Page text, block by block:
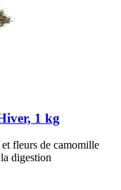
1 kg
fleurs de camomille
digestion